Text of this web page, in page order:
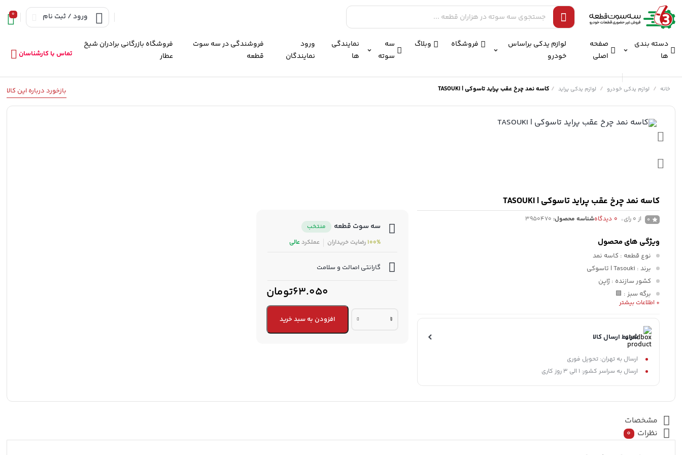
ورود / ثبت نام 0
دسته بندی
ها
صفحه
اصلی
لوازم یدکی براساس
خودرو
فروشگاه وبلاگ
سه
سوته
نمایندگی
ها
ورود
نمایندگان
فروشندگی در سه سوت
قطعه
فروشگاه بازرگانی برادران شیخ
عطار
تماس با کارشناسان
بازخورد درباره این کالا خانه / لوازم یدکی خودرو / لوازم یدکی پراید / کاسه نمد چرخ عقب پراید تاسوکی | TASOUKI
کاسه نمد چرخ عقب پراید تاسوکی | TASOUKI
0 از 0 رای 0 دیدگاهشناسه محصول: 3950470
ویژگی های محصول
نوع قطعه : کاسه نمد
برند : Tasouki | تاسوکی
کشور سازنده : ژاپن
برگه سبز : 🟩
ضمانت: ضمانت کارشناسی+ اطلاعات بیشتر
شرایط ارسال کالا
ارسال به تهران: تحویل فوری
ارسال به سراسر کشور: 1 الی 3 روز کاری
سه سوت قطعه
منتخب
100%رضایت خریداران عملکردعالی
گارانتی اصالت و سلامت
63.050تومان
کاسه افزودن به سبد خرید
مشخصات
نظرات
0